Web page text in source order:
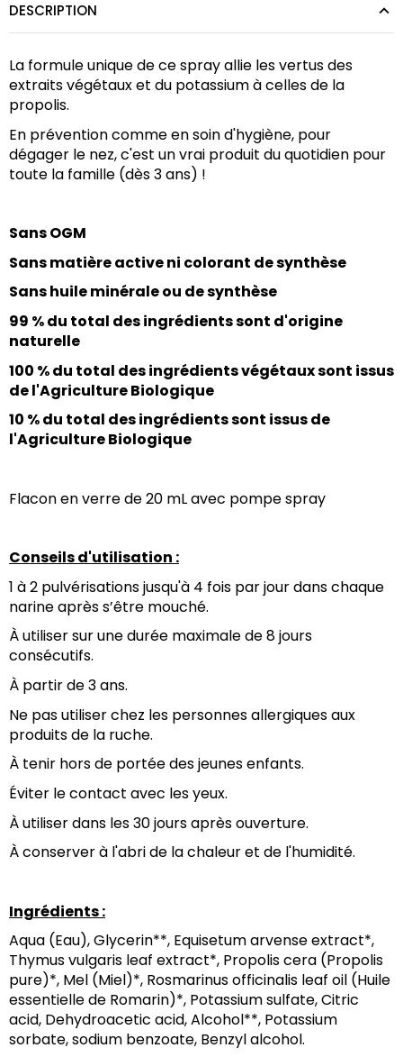
DESCRIPTION
La formule unique de ce spray allie les vertus des
extraits végétaux et du potassium à celles de la
propolis.
En prévention comme en soin d'hygiène, pour
dégager le nez, c'est un vrai produit du quotidien pour
toute la famille (dès 3 ans) !
Sans OGM
Sans matière active ni colorant de synthèse
Sans huile minérale ou de synthèse
99 % du total des ingrédients sont d'origine
naturelle
100 % du total des ingrédients végétaux sont issus
de l'Agriculture Biologique
10 % du total des ingrédients sont issus de
l'Agriculture Biologique
Flacon en verre de 20 mL avec pompe spray
Conseils d'utilisation :
1 à 2 pulvérisations jusqu'à 4 fois par jour dans chaque
narine après s’être mouché.
À utiliser sur une durée maximale de 8 jours
consécutifs.
À partir de 3 ans.
Ne pas utiliser chez les personnes allergiques aux
produits de la ruche.
À tenir hors de portée des jeunes enfants.
Éviter le contact avec les yeux.
À utiliser dans les 30 jours après ouverture.
À conserver à l'abri de la chaleur et de l'humidité.
Ingrédients :
Aqua (Eau), Glycerin**, Equisetum arvense extract*,
Thymus vulgaris leaf extract*, Propolis cera (Propolis
pure)*, Mel (Miel)*, Rosmarinus officinalis leaf oil (Huile
essentielle de Romarin)*, Potassium sulfate, Citric
acid, Dehydroacetic acid, Alcohol**, Potassium
sorbate, sodium benzoate, Benzyl alcohol.